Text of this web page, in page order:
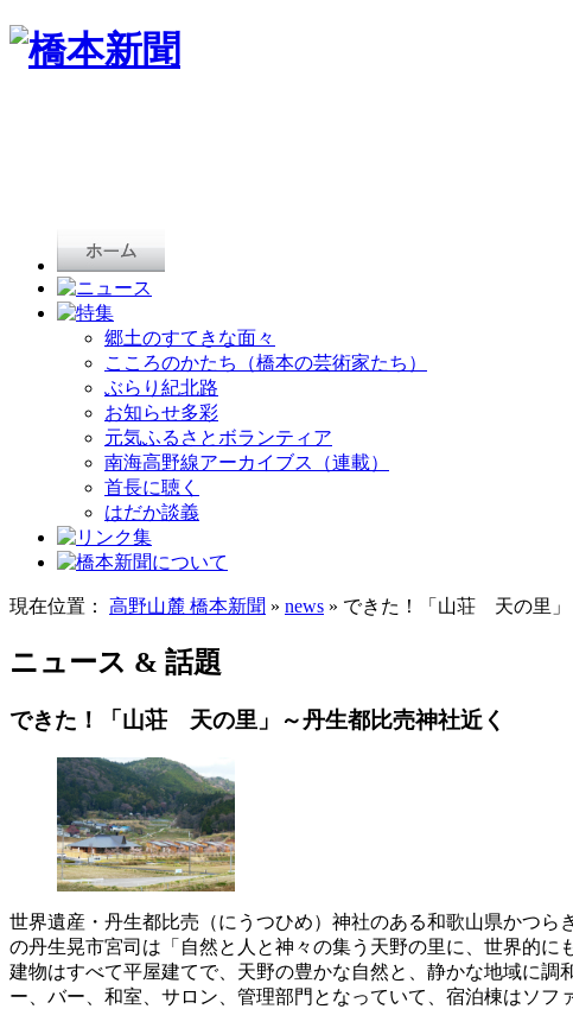
郷土のすてきな面々
こころのかたち（橋本の芸術家たち）
ぶらり紀北路
お知らせ多彩
元気ふるさとボランティア
南海高野線アーカイブス（連載）
首長に聴く
はだか談義
現在位置： 高野山麓 橋本新聞 » news » できた！「山荘 天の里」
ニュース & 話題
できた！「山荘 天の里」～丹生都比売神社近く
世界遺産・丹生都比売（にうつひめ）神社のある和歌山県かつ
の丹生晃市宮司は「自然と人と神々の集う天野の里に、世界的に
建物はすべて平屋建てで、天野の豊かな自然と、静かな地域に
ー、バー、和室、サロン、管理部門となっていて、宿泊棟はソ